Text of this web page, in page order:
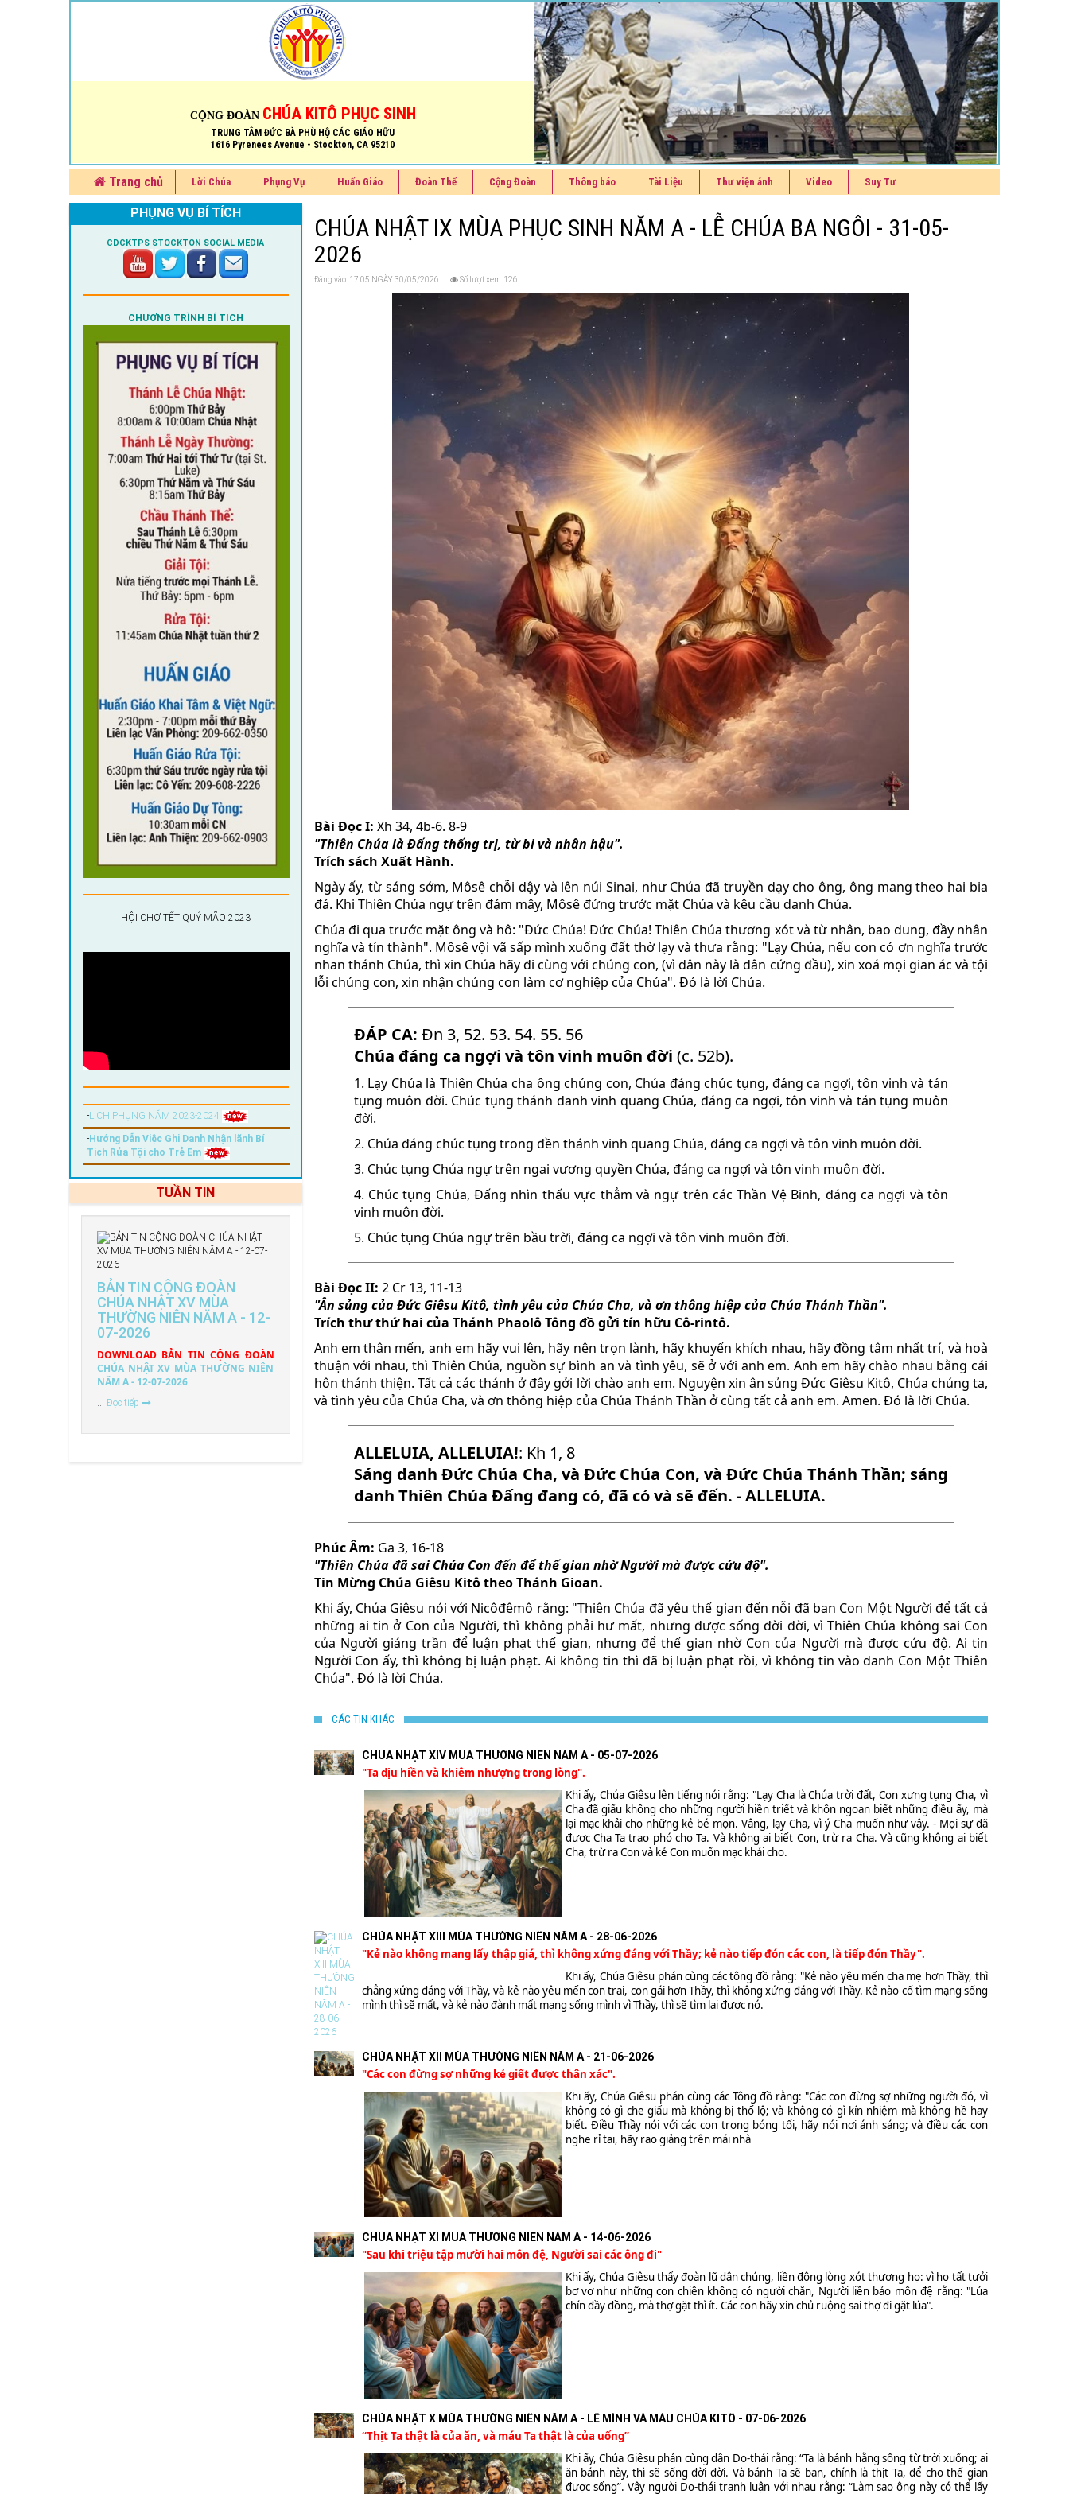
CỘNG ĐOÀN CHÚA KITÔ PHỤC SINH
TRUNG TÂM ĐỨC BÀ PHÙ HỘ CÁC GIÁO HỮU
1616 Pyrenees Avenue - Stockton, CA 95210
Trang chủ Lời Chúa Phụng Vụ Huấn Giáo Đoàn Thể Cộng Đoàn Thông báo Tài Liệu Thư viện ảnh Video Suy Tư
PHỤNG VỤ BÍ TÍCH
CDCKTPS STOCKTON SOCIAL MEDIA
CHƯƠNG TRÌNH BÍ TICH
HỘI CHỢ TẾT QUÝ MÃO 2023
-LỊCH PHỤNG NĂM 2023-2024
-Hướng Dẫn Việc Ghi Danh Nhận lãnh Bí
Tích Rửa Tội cho Trẻ Em
TUẦN TIN
BẢN TIN CỘNG ĐOÀN
CHÚA NHẬT XV MÙA
THƯỜNG NIÊN NĂM A - 12-
07-2026
DOWNLOAD BẢN TIN CỘNG ĐOÀN
CHÚA NHẬT XV MÙA THƯỜNG NIÊN
NĂM A - 12-07-2026
... Đọc tiếp
CHÚA NHẬT IX MÙA PHỤC SINH NĂM A - LỄ CHÚA BA NGÔI - 31-05-
2026
Đăng vào: 17:05 NGÀY 30/05/2026 Số lượt xem: 126
Bài Ðọc I: Xh 34, 4b-6. 8-9
"Thiên Chúa là Ðấng thống trị, từ bi và nhân hậu".
Trích sách Xuất Hành.
Ngày ấy, từ sáng sớm, Môsê chỗi dậy và lên núi Sinai, như Chúa đã truyền dạy cho ông, ông mang theo hai bia
đá. Khi Thiên Chúa ngự trên đám mây, Môsê đứng trước mặt Chúa và kêu cầu danh Chúa.
Chúa đi qua trước mặt ông và hô: "Ðức Chúa! Ðức Chúa! Thiên Chúa thương xót và từ nhân, bao dung, đầy nhân
nghĩa và tín thành". Môsê vội vã sấp mình xuống đất thờ lạy và thưa rằng: "Lạy Chúa, nếu con có ơn nghĩa trước
nhan thánh Chúa, thì xin Chúa hãy đi cùng với chúng con, (vì dân này là dân cứng đầu), xin xoá mọi gian ác và tội
lỗi chúng con, xin nhận chúng con làm cơ nghiệp của Chúa". Ðó là lời Chúa.
ĐÁP CA: Ðn 3, 52. 53. 54. 55. 56
Chúa đáng ca ngợi và tôn vinh muôn đời (c. 52b).
1. Lạy Chúa là Thiên Chúa cha ông chúng con, Chúa đáng chúc tụng, đáng ca ngợi, tôn vinh và tán
tụng muôn đời. Chúc tụng thánh danh vinh quang Chúa, đáng ca ngợi, tôn vinh và tán tụng muôn
đời.
2. Chúa đáng chúc tụng trong đền thánh vinh quang Chúa, đáng ca ngợi và tôn vinh muôn đời.
3. Chúc tụng Chúa ngự trên ngai vương quyền Chúa, đáng ca ngợi và tôn vinh muôn đời.
4. Chúc tụng Chúa, Ðấng nhìn thấu vực thẳm và ngự trên các Thần Vệ Binh, đáng ca ngợi và tôn
vinh muôn đời.
5. Chúc tụng Chúa ngự trên bầu trời, đáng ca ngợi và tôn vinh muôn đời.
Bài Ðọc II: 2 Cr 13, 11-13
"Ân sủng của Ðức Giêsu Kitô, tình yêu của Chúa Cha, và ơn thông hiệp của Chúa Thánh Thần".
Trích thư thứ hai của Thánh Phaolô Tông đồ gửi tín hữu Cô-rintô.
Anh em thân mến, anh em hãy vui lên, hãy nên trọn lành, hãy khuyến khích nhau, hãy đồng tâm nhất trí, và hoà
thuận với nhau, thì Thiên Chúa, nguồn sự bình an và tình yêu, sẽ ở với anh em. Anh em hãy chào nhau bằng cái
hôn thánh thiện. Tất cả các thánh ở đây gởi lời chào anh em. Nguyện xin ân sủng Ðức Giêsu Kitô, Chúa chúng ta,
và tình yêu của Chúa Cha, và ơn thông hiệp của Chúa Thánh Thần ở cùng tất cả anh em. Amen. Ðó là lời Chúa.
ALLELUIA, ALLELUIA!: Kh 1, 8
Sáng danh Ðức Chúa Cha, và Ðức Chúa Con, và Ðức Chúa Thánh Thần; sáng
danh Thiên Chúa Ðấng đang có, đã có và sẽ đến. - ALLELUIA.
Phúc Âm: Ga 3, 16-18
"Thiên Chúa đã sai Chúa Con đến để thế gian nhờ Người mà được cứu độ".
Tin Mừng Chúa Giêsu Kitô theo Thánh Gioan.
Khi ấy, Chúa Giêsu nói với Nicôđêmô rằng: "Thiên Chúa đã yêu thế gian đến nỗi đã ban Con Một Người để tất cả
những ai tin ở Con của Người, thì không phải hư mất, nhưng được sống đời đời, vì Thiên Chúa không sai Con
của Người giáng trần để luận phạt thế gian, nhưng để thế gian nhờ Con của Người mà được cứu độ. Ai tin
Người Con ấy, thì không bị luận phạt. Ai không tin thì đã bị luận phạt rồi, vì không tin vào danh Con Một Thiên
Chúa". Ðó là lời Chúa.
CÁC TIN KHÁC
CHÚA NHẬT XIV MÙA THƯỜNG NIÊN NĂM A - 05-07-2026
"Ta dịu hiền và khiêm nhượng trong lòng".
Khi ấy, Chúa Giêsu lên tiếng nói rằng: "Lạy Cha là Chúa trời đất, Con xưng tụng Cha, vì
Cha đã giấu không cho những người hiền triết và khôn ngoan biết những điều ấy, mà
lại mạc khải cho những kẻ bé mọn. Vâng, lạy Cha, vì ý Cha muốn như vậy. - Mọi sự đã
được Cha Ta trao phó cho Ta. Và không ai biết Con, trừ ra Cha. Và cũng không ai biết
Cha, trừ ra Con và kẻ Con muốn mạc khải cho.
CHÚA NHẬT XIII MÙA THƯỜNG NIÊN NĂM A - 28-06-2026
"Kẻ nào không mang lấy thập giá, thì không xứng đáng với Thầy; kẻ nào tiếp đón các con, là tiếp đón Thầy".
Khi ấy, Chúa Giêsu phán cùng các tông đồ rằng: "Kẻ nào yêu mến cha mẹ hơn Thầy, thì
chẳng xứng đáng với Thầy, và kẻ nào yêu mến con trai, con gái hơn Thầy, thì không xứng đáng với Thầy. Kẻ nào cố tìm mạng sống
mình thì sẽ mất, và kẻ nào đành mất mạng sống mình vì Thầy, thì sẽ tìm lại được nó.
CHÚA NHẬT XII MÙA THƯỜNG NIÊN NĂM A - 21-06-2026
"Các con đừng sợ những kẻ giết được thân xác".
Khi ấy, Chúa Giêsu phán cùng các Tông đồ rằng: "Các con đừng sợ những người đó, vì
không có gì che giấu mà không bị thố lộ; và không có gì kín nhiệm mà không hề hay
biết. Ðiều Thầy nói với các con trong bóng tối, hãy nói nơi ánh sáng; và điều các con
nghe rỉ tai, hãy rao giảng trên mái nhà
CHÚA NHẬT XI MÙA THƯỜNG NIÊN NĂM A - 14-06-2026
"Sau khi triệu tập mười hai môn đệ, Người sai các ông đi"
Khi ấy, Chúa Giêsu thấy đoàn lũ dân chúng, liền động lòng xót thương họ: vì họ tất tưởi
bơ vơ như những con chiên không có người chăn, Người liền bảo môn đệ rằng: "Lúa
chín đầy đồng, mà thợ gặt thì ít. Các con hãy xin chủ ruộng sai thợ đi gặt lúa".
CHÚA NHẬT X MÙA THƯỜNG NIÊN NĂM A - LỄ MÌNH VÀ MÁU CHÚA KITÔ - 07-06-2026
“Thịt Ta thật là của ăn, và máu Ta thật là của uống”
Khi ấy, Chúa Giêsu phán cùng dân Do-thái rằng: “Ta là bánh hằng sống từ trời xuống; ai
ăn bánh này, thì sẽ sống đời đời. Và bánh Ta sẽ ban, chính là thịt Ta, để cho thế gian
được sống”. Vậy người Do-thái tranh luận với nhau rằng: “Làm sao ông này có thể lấy